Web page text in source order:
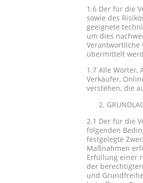
1.6 Der für die
sowie des
geeignete
um dies
Verantwortliche
übermittelt
1.7 Alle Wörter,
Verkäufer,
verstehen, die
2.1 Der für die
folgenden
festgelegte
Maßnahmen
Erfüllung einer
der
und